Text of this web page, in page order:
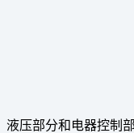
压部分和电器控